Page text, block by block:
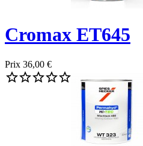
Cromax ET645
Prix 36,00 €
